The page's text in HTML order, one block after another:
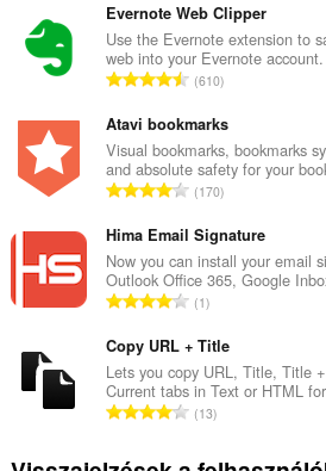
s
z
e
s
r
t
é
k
e
l
é
s
z
á
m
a
Evernote Web Clipper
Use the Evernote extension to
web into your Evernote account.
Ö
s
z
e
s
r
t
é
k
e
l
é
s
z
610
Atavi bookmarks
Visual bookmarks, bookmarks
and absolute safety for your
Ö
s
z
e
s
r
t
é
k
170
Hima Email Signature
Now you can install your email
Outlook Office 365, Google
Ö
s
z
e
s
1
Copy URL + Title
Lets you copy URL, Title, Title
Current tabs in Text or HTML
Ö13